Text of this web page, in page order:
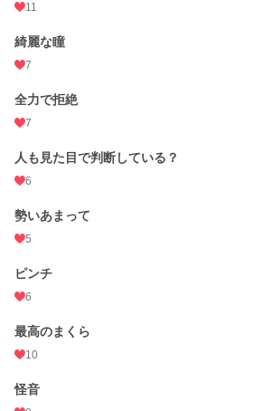
11
綺麗な瞳
7
全力で拒絶
7
人も見た目で判断している？
6
勢いあまって
5
ピンチ
6
最高のまくら
10
怪音